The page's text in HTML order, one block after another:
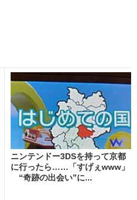
ニンテンドー3DSを持って京都
に行ったら……「すげぇwww」
“奇跡の出会い”に...